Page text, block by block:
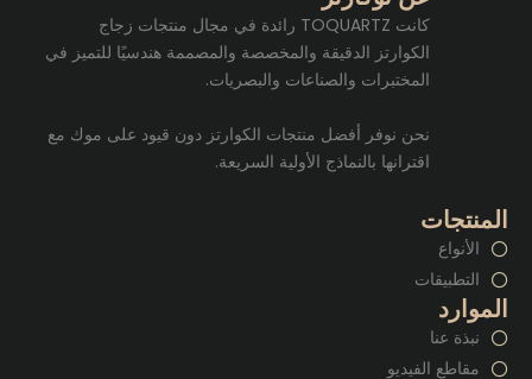
كانت TOQUARTZ رائدة في مجال منتجات زجاج
الكوارتز الدقيقة والمخصصة والمصممة هندسيًا للتميز في
المختبرات والصناعات والبصريات.
نحن نوفر أفضل منتجات الكوارتز دون قيود على موك مع
اقترانها بالنماذج الأولية السريعة.
المنتجات
الأنواع
التطبيقات
الموارد
نبذة عنا
مقاطع الفيديو